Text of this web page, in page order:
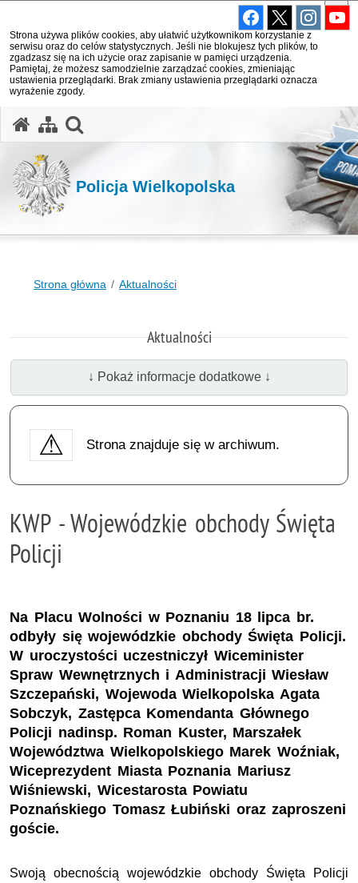
Strona używa plików cookies, aby ułatwić użytkownikom korzystanie z
serwisu oraz do celów statystycznych. Jeśli nie blokujesz tych plików, to
zgadzasz się na ich użycie oraz zapisanie w pamięci urządzenia.
Pamiętaj, że możesz samodzielnie zarządzać cookies, zmieniając
ustawienia przeglądarki. Brak zmiany ustawienia przeglądarki oznacza
wyrażenie zgody.
Policja Wielkopolska
Strona główna Aktualności
Aktualności
↓ Pokaż informacje dodatkowe ↓
Strona znajduje się w archiwum.
KWP - Wojewódzkie obchody Święta
Policji
Na Placu Wolności w Poznaniu 18 lipca br.
odbyły się wojewódzkie obchody Święta Policji.
W uroczystości uczestniczył Wiceminister
Spraw Wewnętrznych i Administracji Wiesław
Szczepański, Wojewoda Wielkopolska Agata
Sobczyk, Zastępca Komendanta Głównego
Policji nadinsp. Roman Kuster, Marszałek
Województwa Wielkopolskiego Marek Woźniak,
Wiceprezydent Miasta Poznania Mariusz
Wiśniewski, Wicestarosta Powiatu
Poznańskiego Tomasz Łubiński oraz zaproszeni
goście.
Swoją obecnością wojewódzkie obchody Święta Policji